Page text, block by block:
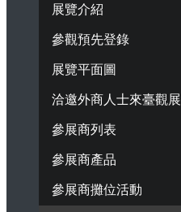
展覽介紹
參觀預先登錄
展覽平面圖
洽邀外商人士來臺觀展
參展商列表
參展商產品
參展商攤位活動